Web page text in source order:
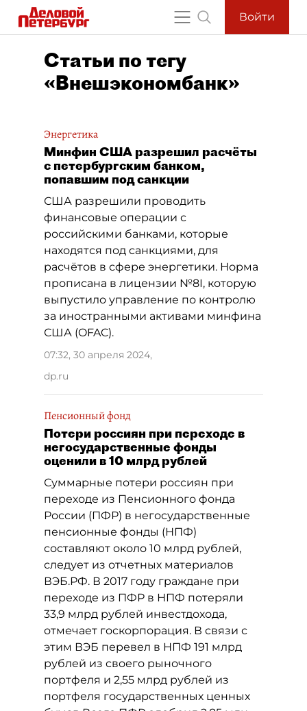
Войти
Статьи по тегу
«Внешэкономбанк»
Энергетика
Минфин США разрешил расчёты
с петербургским банком,
попавшим под санкции
США разрешили проводить
финансовые операции с
российскими банками, которые
находятся под санкциями, для
расчётов в сфере энергетики. Норма
прописана в лицензии №8I, которую
выпустило управление по контролю
за иностранными активами минфина
США (OFAC).
07:32, 30 апреля 2024,
dp.ru
Пенсионный фонд
Потери россиян при переходе в
негосударственные фонды
оценили в 10 млрд рублей
Суммарные потери россиян при
переходе из Пенсионного фонда
России (ПФР) в негосударственные
пенсионные фонды (НПФ)
составляют около 10 млрд рублей,
следует из отчетных материалов
ВЭБ.РФ. В 2017 году граждане при
переходе из ПФР в НПФ потеряли
33,9 млрд рублей инвестдохода,
отмечает госкорпорация. В связи с
этим ВЭБ перевел в НПФ 191 млрд
рублей из своего рыночного
портфеля и 2,55 млрд рублей из
портфеля государственных ценных